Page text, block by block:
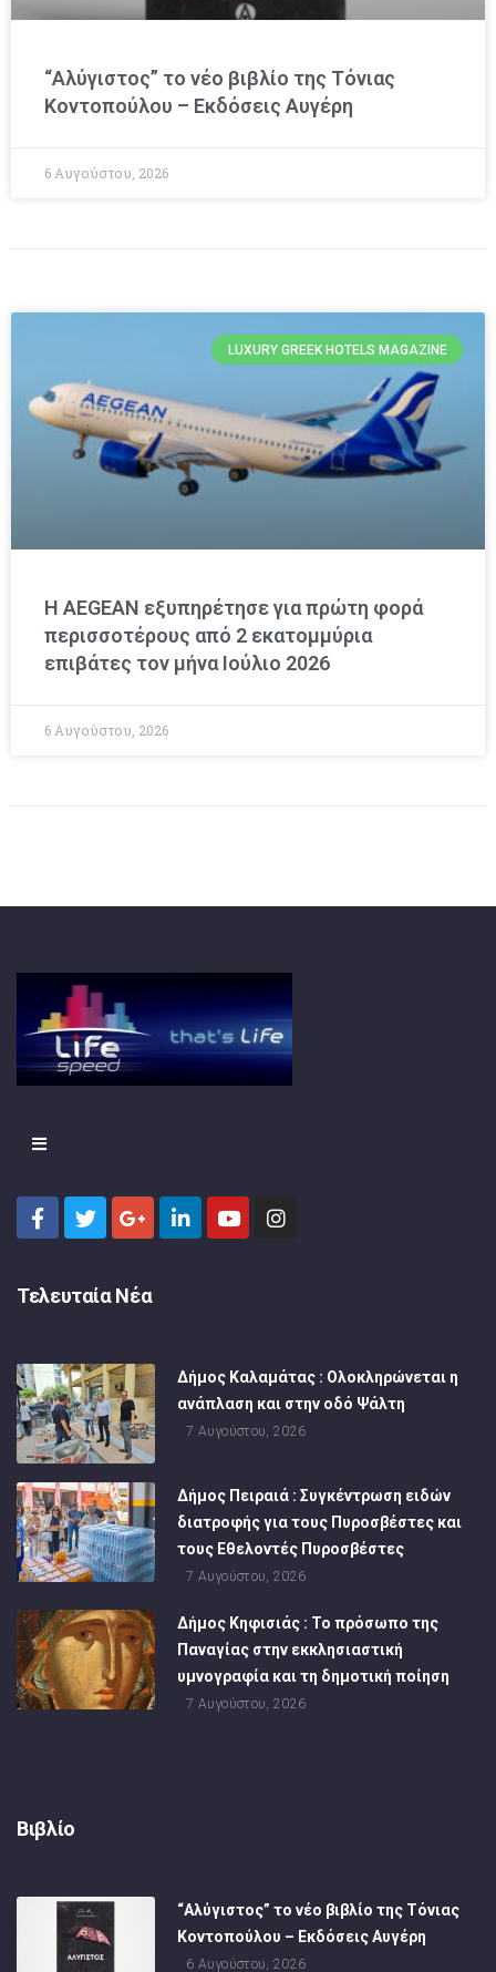
“Αλύγιστος” το νέο βιβλίο της Τόνιας
Κοντοπούλου – Εκδόσεις Αυγέρη
6 Αυγούστου, 2026
LUXURY GREEK HOTELS MAGAZINE
Η AEGEAN εξυπηρέτησε για πρώτη φορά
περισσοτέρους από 2 εκατομμύρια
επιβάτες τον μήνα Ιούλιο 2026
6 Αυγούστου, 2026
Τελευταία Νέα
Δήμος Καλαμάτας : Ολοκληρώνεται η
ανάπλαση και στην οδό Ψάλτη
7 Αυγούστου, 2026
Δήμος Πειραιά : Συγκέντρωση ειδών
διατροφής για τους Πυροσβέστες και
τους Εθελοντές Πυροσβέστες
7 Αυγούστου, 2026
Δήμος Κηφισιάς : Το πρόσωπο της
Παναγίας στην εκκλησιαστική
υμνογραφία και τη δημοτική ποίηση
7 Αυγούστου, 2026
Βιβλίο
“Αλύγιστος” το νέο βιβλίο της Τόνιας
Κοντοπούλου – Εκδόσεις Αυγέρη
6 Αυγούστου, 2026